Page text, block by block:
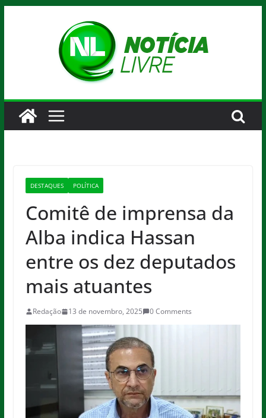
DESTAQUES POLÍTICA
Comitê de imprensa da
Alba indica Hassan
entre os dez deputados
mais atuantes
Redação 13 de novembro, 2025 0 Comments